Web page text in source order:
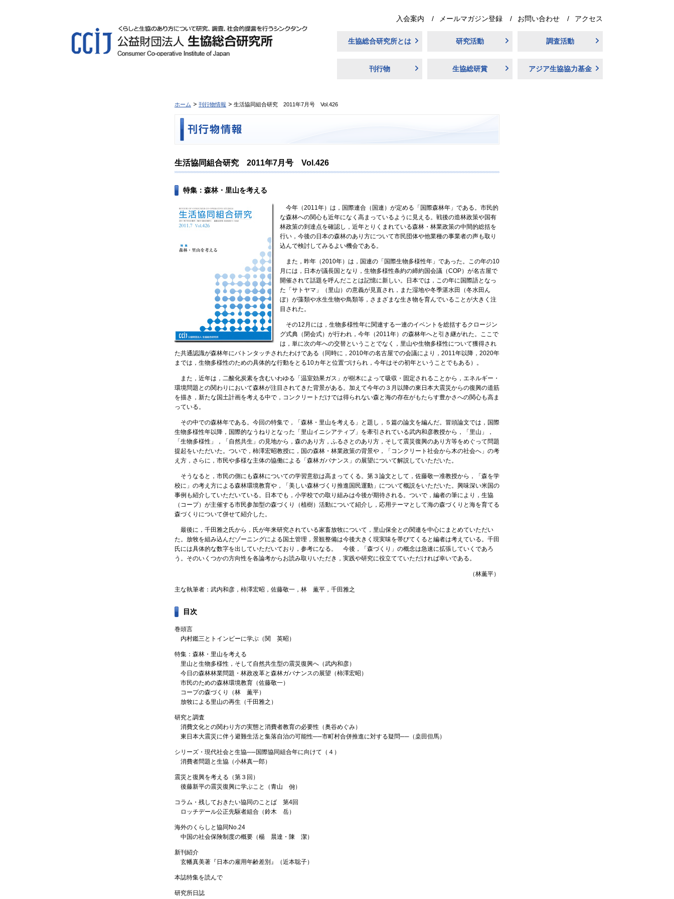
入会案内 メールマガジン登録 お問い合わせ アクセス
生協総合研究所とは 研究活動 調査活動
刊行物 生協総研賞 アジア生協協力基金
ホーム 刊行物情報 生活協同組合研究 2011年7月号 Vol.426
生活協同組合研究 2011年7月号 Vol.426
特集：森林・里山を考える
今年（2011年）は，国際連合（国連）が定める「国際森林年」である。市民的
な森林への関心も近年になく高まっているように見える。戦後の造林政策や国有
林政策の到達点を確認し，近年とりくまれている森林・林業政策の中間的総括を
行い，今後の日本の森林のあり方について市民団体や他業種の事業者の声も取り
込んで検討してみるよい機会である。
また，昨年（2010年）は，国連の「国際生物多様性年」であった。この年の10
月には，日本が議長国となり，生物多様性条約の締約国会議（COP）が名古屋で
開催されて話題を呼んだことは記憶に新しい。日本では，この年に国際語となっ
た「サトヤマ」（里山）の意義が見直され，また湿地や冬季湛水田（冬水田ん
ぼ）が藻類や水生生物や鳥類等，さまざまな生き物を育んでいることが大きく注
目された。
その12月には，生物多様性年に関連する一連のイベントを総括するクロージン
グ式典（閉会式）が行われ，今年（2011年）の森林年へと引き継がれた。ここで
は，単に次の年への交替ということでなく，里山や生物多様性について獲得され
た共通認識が森林年にバトンタッチされたわけである（同時に，2010年の名古屋での会議により，2011年以降，2020年
までは，生物多様性のための具体的な行動をとる10カ年と位置づけられ，今年はその初年ということでもある）。
また，近年は，二酸化炭素を含むいわゆる「温室効果ガス」が樹木によって吸収・固定されることから，エネルギー・
環境問題との関わりにおいて森林が注目されてきた背景がある。加えて今年の３月以降の東日本大震災からの復興の道筋
を描き，新たな国土計画を考える中で，コンクリートだけでは得られない森と海の存在がもたらす豊かさへの関心も高ま
っている。
その中での森林年である。今回の特集で，「森林・里山を考える」と題し，５篇の論文を編んだ。冒頭論文では，国際
生物多様性年以降，国際的なうねりとなった「里山イニシアティブ」を牽引されている武内和彦教授から，「里山」，
「生物多様性」，「自然共生」の見地から，森のあり方，ふるさとのあり方，そして震災復興のあり方等をめぐって問題
提起をいただいた。ついで，柿澤宏昭教授に，国の森林・林業政策の背景や，「コンクリート社会から木の社会へ」の考
え方，さらに，市民や多様な主体の協働による「森林ガバナンス」の展望について解説していただいた。
そうなると，市民の側にも森林についての学習意欲は高まってくる。第３論文として，佐藤敬一准教授から，「森を学
校に」の考え方による森林環境教育や，「美しい森林づくり推進国民運動」について概説をいただいた。興味深い米国の
事例も紹介していただいている。日本でも，小学校での取り組みは今後が期待される。ついで，編者の筆により，生協
（コープ）が主催する市民参加型の森づくり（植樹）活動について紹介し，応用テーマとして海の森づくりと海を育てる
森づくりについて併せて紹介した。
最後に，千田雅之氏から，氏が年来研究されている家畜放牧について，里山保全との関連を中心にまとめていただい
た。放牧を組み込んだゾーニングによる国土管理，景観整備は今後大きく現実味を帯びてくると編者は考えている。千田
氏には具体的な数字を出していただいており，参考になる。 今後，「森づくり」の概念は急速に拡張していくであろ
う。そのいくつかの方向性を各論考からお読み取りいただき，実践や研究に役立てていただければ幸いである。
（林薫平）
主な執筆者：武内和彦，柿澤宏昭，佐藤敬一，林 薫平，千田雅之
目次
巻頭言
内村鑑三とトインビーに学ぶ（関 英昭）
特集：森林・里山を考える
里山と生物多様性，そして自然共生型の震災復興へ（武内和彦）
今日の森林林業問題・林政改革と森林ガバナンスの展望（柿澤宏昭）
市民のための森林環境教育（佐藤敬一）
コープの森づくり（林 薫平）
放牧による里山の再生（千田雅之）
研究と調査
消費文化との関わり方の実態と消費者教育の必要性（奥谷めぐみ）
東日本大震災に伴う避難生活と集落自治の可能性──市町村合併推進に対する疑問──（桒田但馬）
シリーズ・現代社会と生協──国際協同組合年に向けて（４）
消費者問題と生協（小林真一郎）
震災と復興を考える（第３回）
後藤新平の震災復興に学ぶこと（青山
）
コラム・残しておきたい協同のことば 第4回
ロッチデール公正先駆者組合（鈴木 岳）
海外のくらしと協同No.24
中国の社会保険制度の概要（楊 晨達・陳 潔）
新刊紹介
玄幡真美著『日本の雇用年齢差別』（近本聡子）
本誌特集を読んで
研究所日誌